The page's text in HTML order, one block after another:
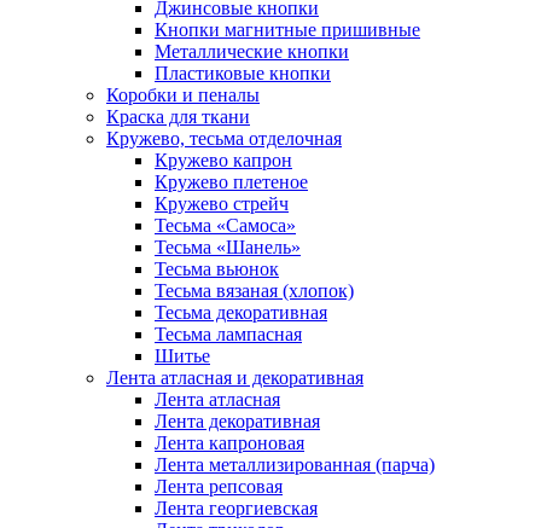
Джинсовые кнопки
Кнопки магнитные пришивные
Металлические кнопки
Пластиковые кнопки
Коробки и пеналы
Краска для ткани
Кружево, тесьма отделочная
Кружево капрон
Кружево плетеное
Кружево стрейч
Тесьма «Самоса»
Тесьма «Шанель»
Тесьма вьюнок
Тесьма вязаная (хлопок)
Тесьма декоративная
Тесьма лампасная
Шитье
Лента атласная и декоративная
Лента атласная
Лента декоративная
Лента капроновая
Лента металлизированная (парча)
Лента репсовая
Лента георгиевская